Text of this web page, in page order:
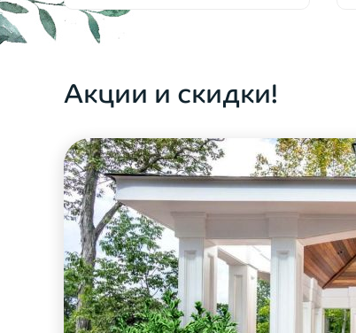
Акции и скидки!